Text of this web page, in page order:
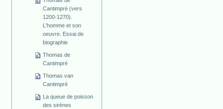
Cantimpré (vers
1200-1270).
L'homme et son
oeuvre. Essai de
biographie
Thomas de
Cantimpré
Thomas van
Cantimpré
La queue de poisson
des sirènes